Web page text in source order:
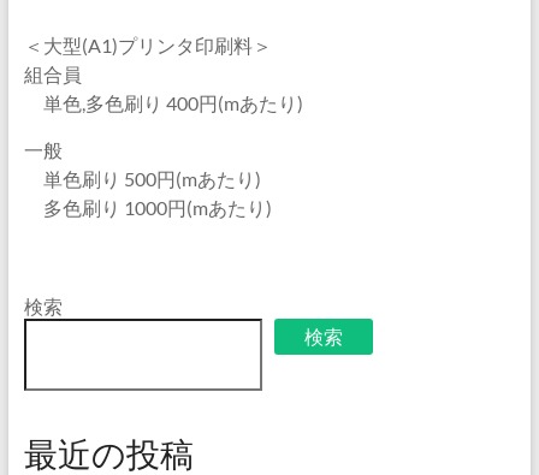
＜大型(A1)プリンタ印刷料＞
組合員
単色,多色刷り 400円(mあたり)
一般
単色刷り 500円(mあたり)
多色刷り 1000円(mあたり)
検索
検索
最近の投稿